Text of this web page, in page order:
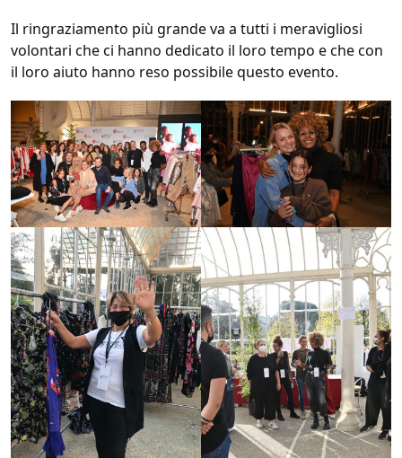
Il ringraziamento più grande va a tutti i meravigliosi
volontari che ci hanno dedicato il loro tempo e che con
il loro aiuto hanno reso possibile questo evento.